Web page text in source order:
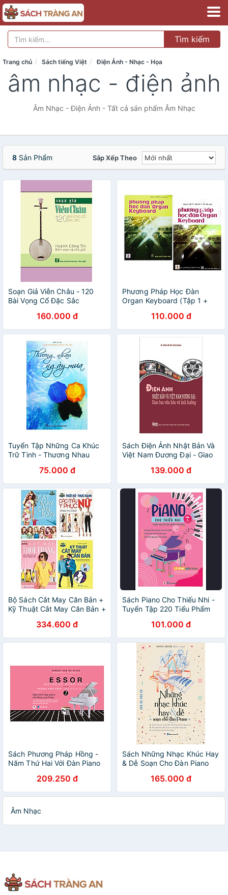
Tìm kiếm
Trang chủ Sách tiếng Việt Điện Ảnh - Nhạc - Họa
âm nhạc - điện ảnh
Âm Nhạc - Điện Ảnh - Tất cả sản phẩm Âm Nhạc
8 Sản Phẩm Sắp Xếp Theo
Soạn Giả Viễn Châu - 120
Bài Vọng Cổ Đặc Sắc
160.000 đ
Phương Pháp Học Đàn
Organ Keyboard (Tập 1 +
110.000 đ
Tuyển Tập Những Ca Khúc
Trữ Tình - Thương Nhau
75.000 đ
Sách Điện Ảnh Nhật Bản Và
Việt Nam Đương Đại - Giao
139.000 đ
Bộ Sách Cắt May Căn Bản +
Kỹ Thuật Cắt May Căn Bản +
Kế Thực Hành Các Mẫu Y
Phục Nữ (Bộ 4 Cuốn)
334.600 đ
Sách Piano Cho Thiếu Nhi -
Tuyển Tập 220 Tiểu Phẩm
101.000 đ
Sách Phương Pháp Hồng -
Năm Thứ Hai Với Đàn Piano
209.250 đ
Sách Những Nhạc Khúc Hay
& Dễ Soạn Cho Đàn Piano
165.000 đ
Âm Nhạc